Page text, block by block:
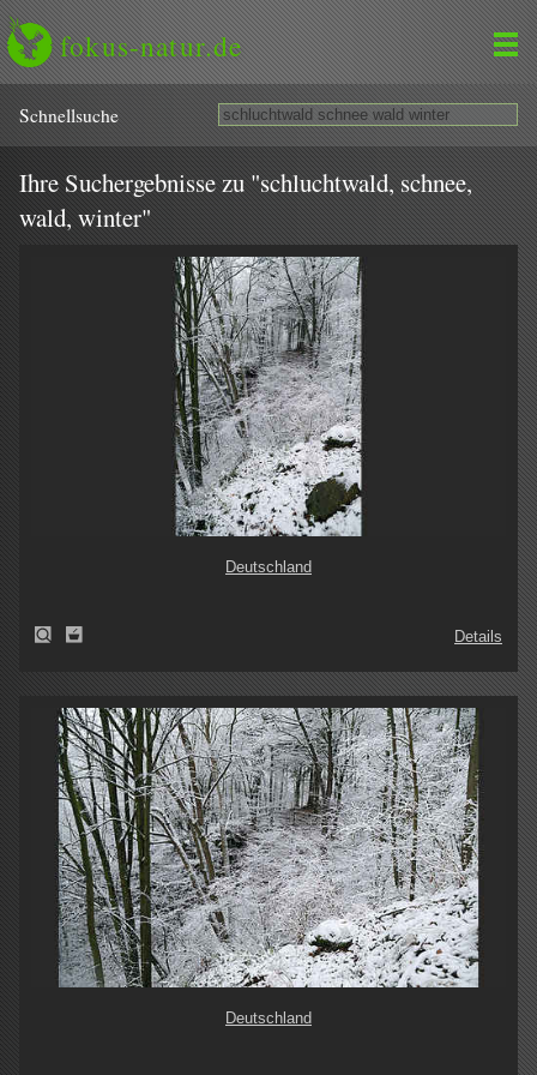
fokus-natur.de
Schnell­suche
Ihre Suchergebnisse zu "schluchtwald, schnee,
wald, winter"
Deutschland
Details
Deutschland